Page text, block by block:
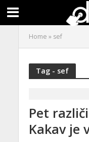
Home » sef
Tag - sef
Pet
Kakav je